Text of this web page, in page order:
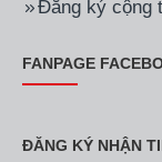
Đăng ký cộng
FANPAGE
ĐĂNG KÝ NHẬN